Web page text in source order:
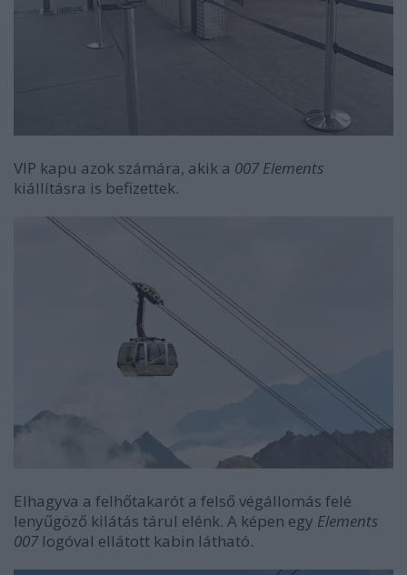
VIP kapu azok számára, akik a 007 Elements
kiállításra is befizettek.
Elhagyva a felhőtakarót a felső végállomás felé
lenyűgöző kilátás tárul elénk. A képen egy Elements
007logóval ellátott kabin látható.